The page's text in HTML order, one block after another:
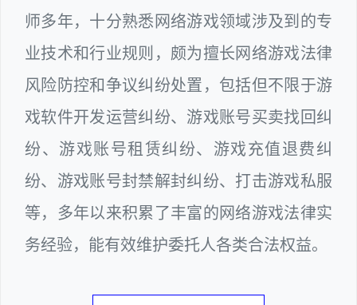
师多年，十分熟悉网络游戏领域涉及到的专
业技术和行业规则，颇为擅长网络游戏法律
风险防控和争议纠纷处置，包括但不限于游
戏软件开发运营纠纷、游戏账号买卖找回纠
纷、游戏账号租赁纠纷、游戏充值退费纠
纷、游戏账号封禁解封纠纷、打击游戏私服
等，多年以来积累了丰富的网络游戏法律实
务经验，能有效维护委托人各类合法权益。